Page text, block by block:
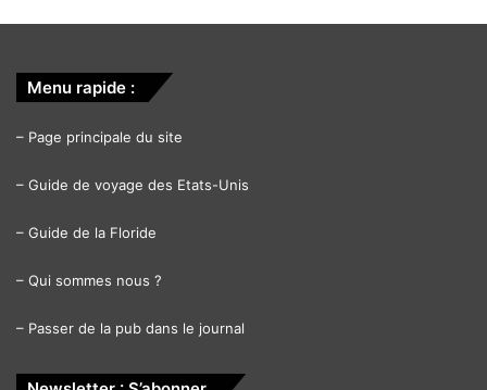
Menu rapide :
– Page principale du site
– Guide de voyage des Etats-Unis
– Guide de la Floride
– Qui sommes nous ?
– Passer de la pub dans le journal